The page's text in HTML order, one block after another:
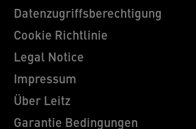
Datenzugriffsberechtigung
Cookie Richtlinie
Legal Notice
Impressum
Über Leitz
Garantie Bedingungen